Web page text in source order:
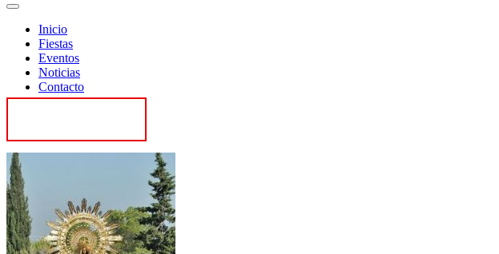
Inicio
Fiestas
Eventos
Noticias
Contacto